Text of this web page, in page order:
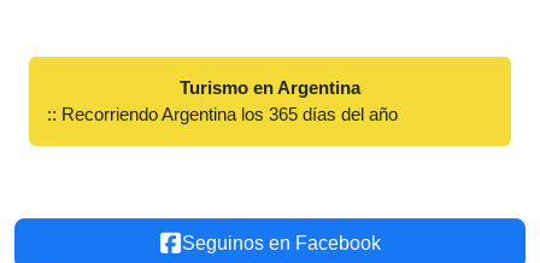
Turismo en Argentina
:: Recorriendo Argentina los 365 días del año
Seguinos en Facebook